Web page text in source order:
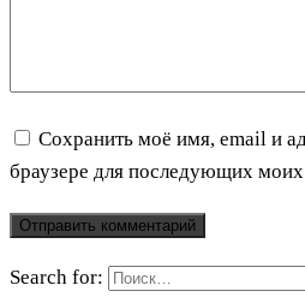
Сохранить моё имя, email и
браузере для последующих
Search for: